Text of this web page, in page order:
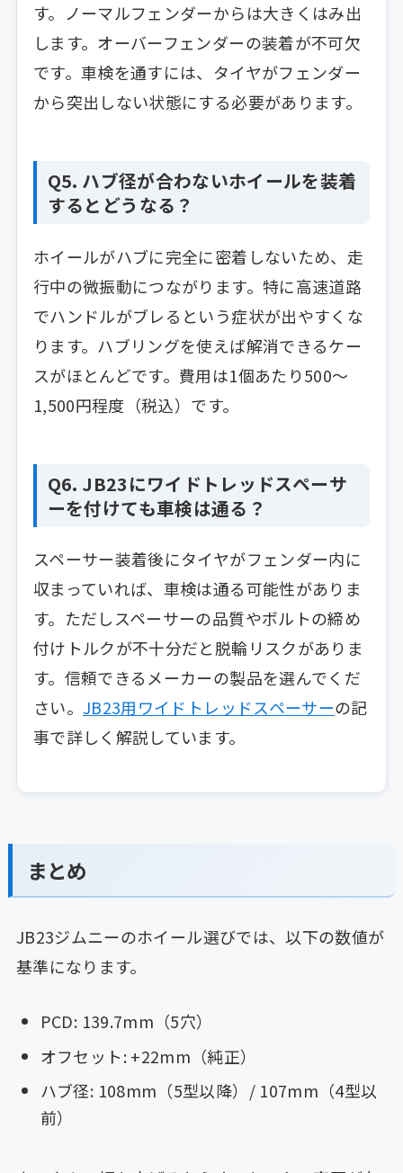
す。ノーマルフェンダーからは大きくはみ出
します。オーバーフェンダーの装着が不可欠
です。車検を通すには、タイヤがフェンダー
から突出しない状態にする必要があります。
Q5. ハブ径が合わないホイールを装着
するとどうなる？
ホイールがハブに完全に密着しないため、走
行中の微振動につながります。特に高速道路
でハンドルがブレるという症状が出やすくな
ります。ハブリングを使えば解消できるケー
スがほとんどです。費用は1個あたり500〜
1,500円程度（税込）です。
Q6. JB23にワイドトレッドスペーサ
ーを付けても車検は通る？
スペーサー装着後にタイヤがフェンダー内に
収まっていれば、車検は通る可能性がありま
す。ただしスペーサーの品質やボルトの締め
付けトルクが不十分だと脱輪リスクがありま
す。信頼できるメーカーの製品を選んでくだ
さい。 JB23用ワイドトレッドスペーサーの記
事で詳しく解説しています。
まとめ
JB23ジムニーのホイール選びでは、以下の数値が
基準になります。
PCD: 139.7mm（5穴）
オフセット: +22mm（純正）
ハブ径: 108mm（5型以降）/ 107mm（4型以
前）